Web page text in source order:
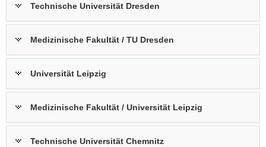
Technische Universität Dresden
Medizinische Fakultät / TU Dresden
Universität Leipzig
Medizinische Fakultät / Universität Leipzig
Technische Universität Chemnitz